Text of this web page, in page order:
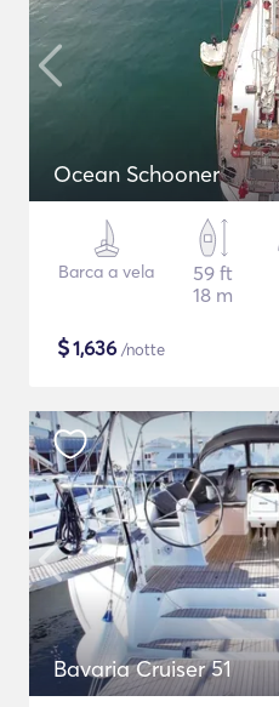
Ocean Schooner
Barca a vela
59 ft
18 m
$1,636 /notte
Bavaria Cruiser 51